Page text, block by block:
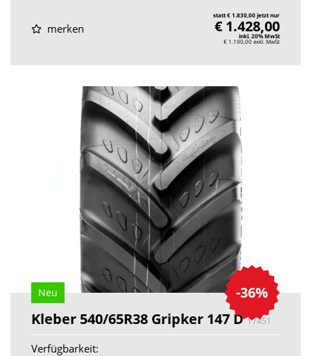
merken
statt € 1.830,00 jetzt nur
€ 1.428,00
inkl. 20% MwSt
€ 1.190,00exkl. MwSt
-36%
Neu
Kleber 540/65R38 Gripker 147 D17451
Verfügbarkeit: